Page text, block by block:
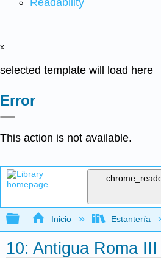
Readability
x
selected template will load here
Error
This action is not available.
Expandir/contraer
Inicio Estantería
10: Antigua Roma III